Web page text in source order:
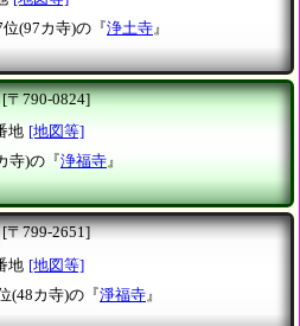
(97カ寺)の『浄土寺 』
[〒790-0824]
地 [地図等]
寺)の『浄福寺』
[〒799-2651]
地 [地図等]
(48カ寺)の『淨福寺 』